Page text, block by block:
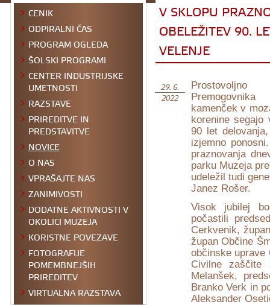
CENIK
ODPIRALNI ČAS
PROGRAM OGLEDA
ŠOLSKI PROGRAMI
CENTER INDUSTRIJSKE
UMETNOSTI
RAZSTAVE
PRIREDITVE IN
PREDSTAVITVE
NOVICE
O NAS
VPRAŠAJTE NAS
ZANIMIVOSTI
DODATNE AKTIVNOSTI V
OKOLICI MUZEJA
KORISTNE POVEZAVE
FOTOGRAFIJE
POMEMBNEJŠIH
PRIREDITEV
VIRTUALNA RAZSTAVA
V SKLOPU
OBELEŽITEV 90.
VELENJE
29. 6.
2022
kamenček v
korenine
90 let
izjemno
praznovanja
parku Muzeja
udeležil tudi
Janez Rošer.
Visok jubilej
počastili
Cerkvenik,
župan Občine
občinske uprave
Civilne zaščite
Melanšek,
Branko Verk in
Aleksander